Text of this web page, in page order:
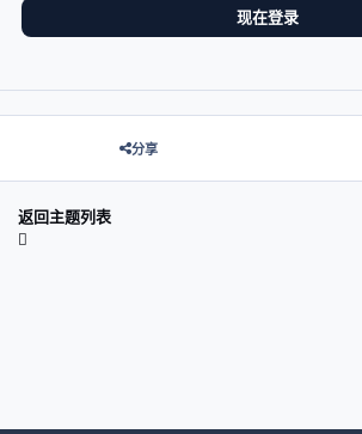
现在登录
分享
返回主题列表